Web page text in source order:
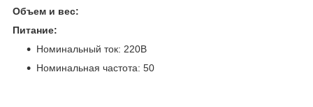
Объем и вес:
Питание:
Номинальный ток: 220В
Номинальная частота: 50